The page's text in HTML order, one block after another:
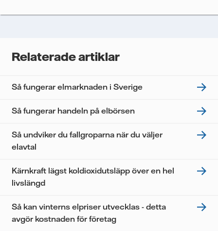
analysera deras prestanda, inklusive
tredje part, och du kan när som helst återkalla ditt
personuppgifter.
Jag samtycker till att Vattenfall behandlar mina
nyhetsbrevet.*
Relaterade artiklar
Så fungerar elmarknaden i Sverige
Så fungerar handeln på elbörsen
Så undviker du fallgroparna när du väljer
elavtal
Kärnkraft lägst koldioxidutsläpp över en hel
livslängd
Så kan vinterns elpriser utvecklas - detta
avgör kostnaden för företag